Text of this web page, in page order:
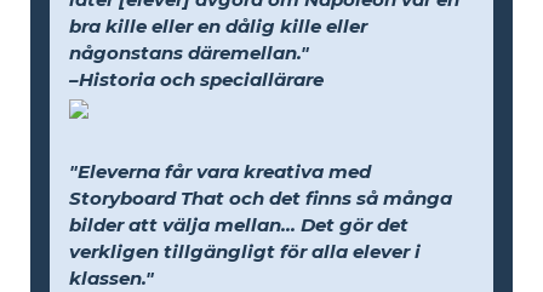
bra kille eller en dålig kille eller
någonstans däremellan."
–Historia och speciallärare
"Eleverna får vara kreativa med
Storyboard That och det finns så många
bilder att välja mellan... Det gör det
verkligen tillgängligt för alla elever i
klassen."